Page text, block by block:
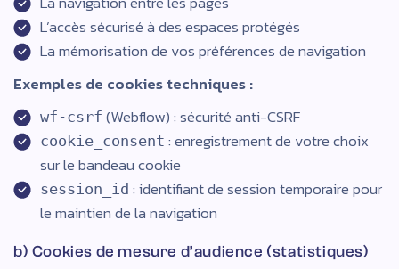
L’accès sécurisé à des espaces protégés
La mémorisation de vos préférences de navigation
Exemples de cookies techniques :
wf-csrf (Webflow) : sécurité anti-CSRF
cookie_consent : enregistrement de votre choix
sur le bandeau cookie
session_id : identifiant de session temporaire pour
le maintien de la navigation
b) Cookies de mesure d’audience (statistiques)